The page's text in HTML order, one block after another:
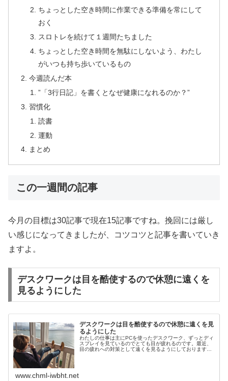
ちょっとした空き時間に作業できる準備を常にして
おく
スロトレを続けて１週間たちました
ちょっとした空き時間を無駄にしないよう、わたし
がいつも持ち歩いているもの
今週読んだ本
”「3行日記」を書くとなぜ健康になれるのか？”
習慣化
読書
運動
まとめ
この一週間の記事
今月の目標は30記事で現在15記事ですね。挽回には厳し
い感じになってきましたが、コツコツと記事を書いていき
ますよ。
デスクワークは目を酷使するので休憩に遠くを
見るようにした
デスクワークは目を酷使するので休憩に遠くを見
るようにした
わたしの仕事は主にPCを使ったデスクワーク、ずっとディ
スプレイを見ているのでとても目が疲れるのです。最近、
目の疲れへの対策として遠くを見るようにしております。
www.chml-iwbht.net